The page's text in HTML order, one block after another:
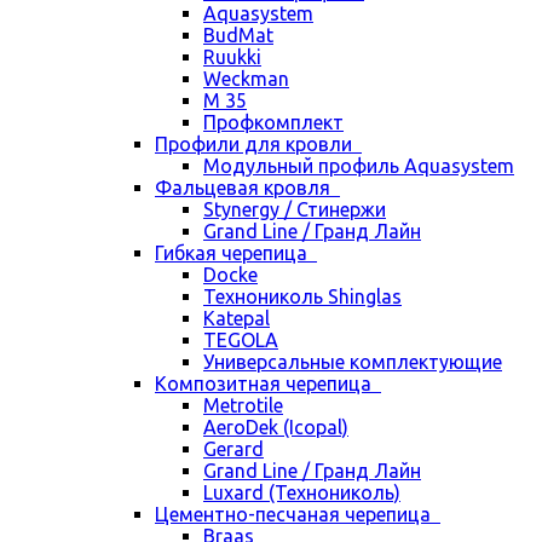
Aquasystem
BudMat
Ruukki
Weckman
М 35
Профкомплект
Профили для кровли
Модульный профиль Aquasystem
Фальцевая кровля
Stynergy / Стинержи
Grand Line / Гранд Лайн
Гибкая черепица
Docke
Технониколь Shinglas
Katepal
TEGOLA
Универсальные комплектующие
Композитная черепица
Metrotile
AeroDek (Icopal)
Gerard
Grand Line / Гранд Лайн
Luxard (Технониколь)
Цементно-песчаная черепица
Braas